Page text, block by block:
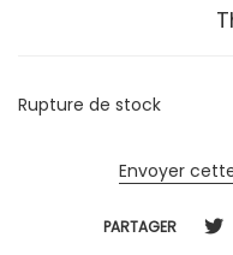
Rupture de stock
Envoyer
PARTAGER